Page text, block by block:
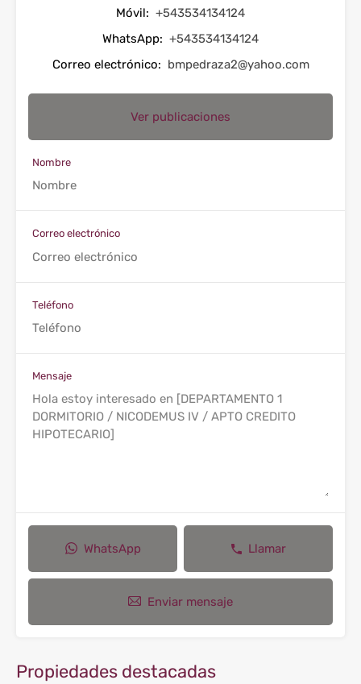
Móvil: +543534134124
WhatsApp: +543534134124
Correo electrónico: bmpedraza2@yahoo.com
Ver publicaciones
Nombre
Correo electrónico
Teléfono
Mensaje
WhatsApp Llamar
Enviar mensaje
Propiedades destacadas